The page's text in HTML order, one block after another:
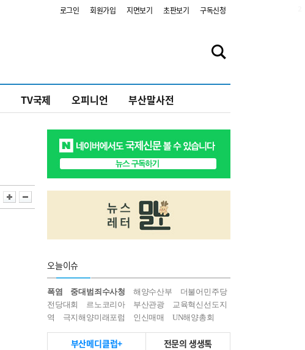
로그인 회원가입 지면보기 초판보기 구독신청
TV국제 오피니언 부산말사전
오늘이슈
폭염 중대범죄수사청 해양수산부
더불어민주당
전당대회
르노코리아 부산관광
교육혁신선도지
역
극지해양미래포럼 인신매매 UN해양총회
부산메디클럽+ 전문의 생생톡